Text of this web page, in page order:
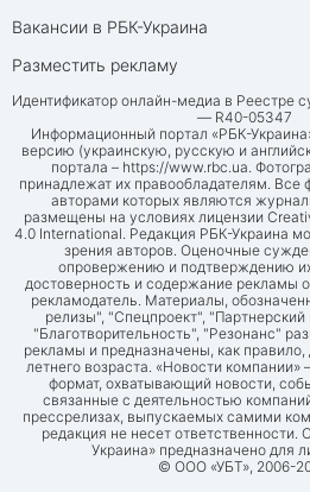
Вакансии в РБК-Украина
Разместить рекламу
Идентификатор онлайн-медиа в Реестре
— R40-05347
Информационный портал «РБК-
версию (украинскую, русскую и
портала – https://www.rbc.ua.
принадлежат их правообладателям. Все
авторами которых являются
размещены на условиях лицензии
4.0 International. Редакция РБК-Украина
зрения авторов. Оценочные
опровержению и подтверждению
достоверность и содержание рекламы
рекламодатель. Материалы,
релизы", "Спецпроект", "Партнерский
"Благотворительность", "Резонанс"
рекламы и предназначены, как правило,
летнего возраста. «Новости компании»
формат, охватывающий новости,
связанные с деятельностью
прессрелизах, выпускаемых самими
редакция не несет
Украина» предназначено для
© ООО «УБТ», 2006-